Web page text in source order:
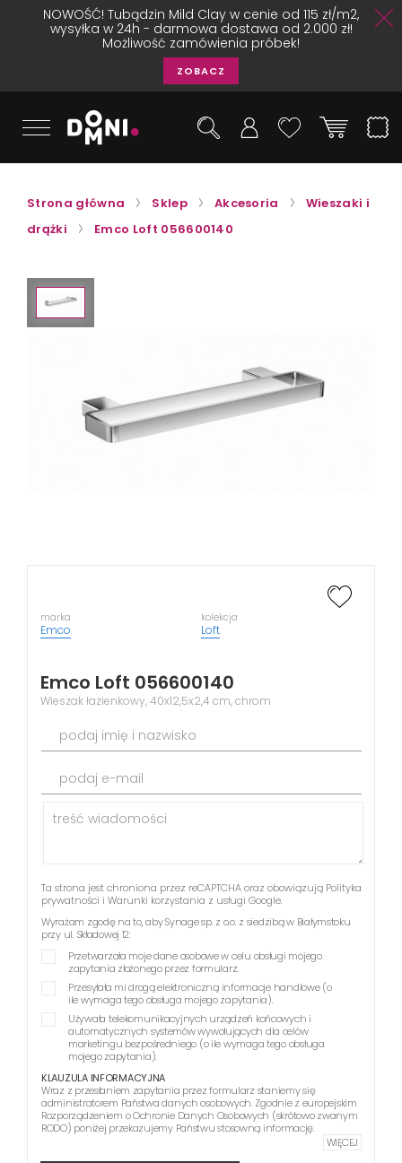
NOWOŚĆ! Tubądzin Mild Clay w cenie od 115 zł/m2,
wysyłka w 24h - darmowa dostawa od 2.000 zł!
Możliwość zamówienia próbek!
ZOBACZ
Strona główna Sklep Akcesoria
Wieszaki i
drążki
Emco Loft 056600140
marka
Emco
kolekcja
Loft
Emco Loft 056600140
Wieszak łazienkowy, 40x12,5x2,4 cm, chrom
podaj imię i nazwisko
podaj e-mail
Ta strona jest chroniona przez reCAPTCHA oraz obowiązują Polityka
prywatności i Warunki korzystania z usługi Google.
Wyrażam zgodę na to, aby Synage sp. z o.o. z siedzibą w Białymstoku
przy ul. Składowej 12:
Przetwarzała moje dane osobowe w celu obsługi mojego
zapytania złożonego przez formularz.
Przesyłała mi drogą elektroniczną informacje handlowe (o
ile wymaga tego obsługa mojego zapytania).
Używała telekomunikacyjnych urządzeń końcowych i
automatycznych systemów wywołujących dla celów
marketingu bezpośredniego (o ile wymaga tego obsługa
mojego zapytania).
KLAUZULA INFORMACYJNA
Wraz z przesłaniem zapytania przez formularz staniemy się
administratorem Państwa danych osobowych. Zgodnie z europejskim
Rozporządzeniem o Ochronie Danych Osobowych (skrótowo zwanym
RODO) poniżej przekazujemy Państwu stosowną informację.
WIĘCEJ